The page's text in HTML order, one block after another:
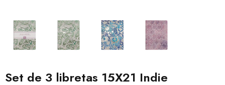
Set de 3 libretas 15X21 Indie